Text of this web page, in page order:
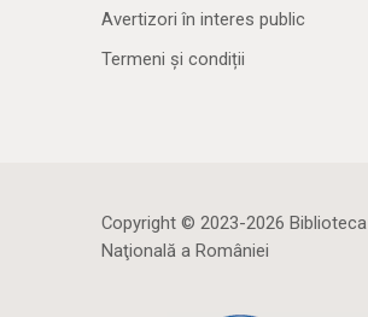
Avertizori în interes public
Termeni și condiții
Copyright © 2023-2026 Biblioteca
Naţională a României